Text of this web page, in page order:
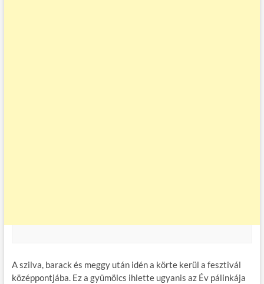
A szilva, barack és meggy után idén a körte kerül a fesztivál
középpontjába. Ez a gyümölcs ihlette ugyanis az Év pálinkája